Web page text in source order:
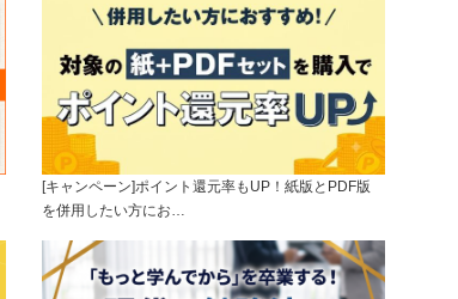
[キャンペーン]ポイント還元率もUP！紙版とPDF版
を併用したい方にお…